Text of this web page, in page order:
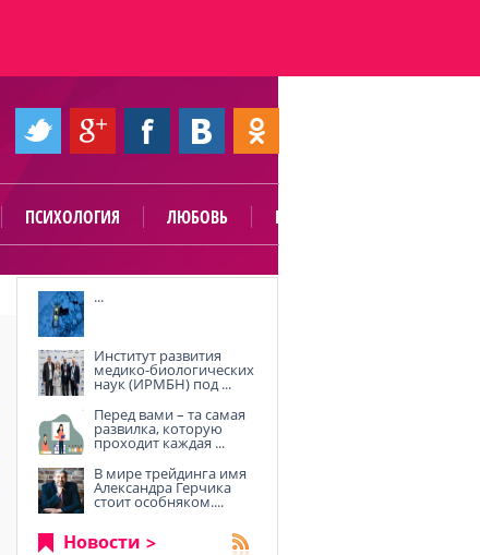
ПСИХОЛОГИЯ ЛЮБОВЬ ПОЛЕЗНО
...
Институт развития
медико-биологических
наук (ИРМБН) под ...
Перед вами – та самая
развилка, которую
проходит каждая ...
В мире трейдинга имя
Александра Герчика
стоит особняком....
Новости